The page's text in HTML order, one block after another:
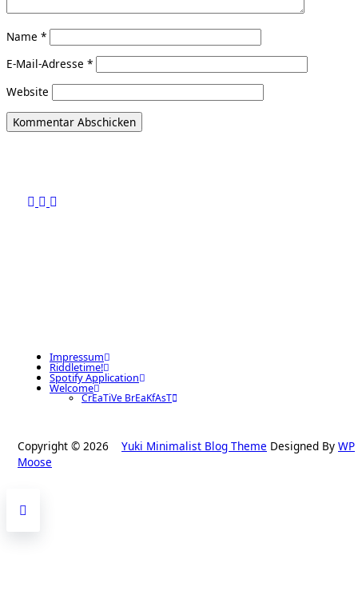
Name *
E-Mail-Adresse *
Website
Impressum
Riddletime!
Spotify Application
Welcome
CrEaTiVe BrEaKfAsT
Copyright © 2026 Yuki Minimalist Blog Theme Designed By WP
Moose